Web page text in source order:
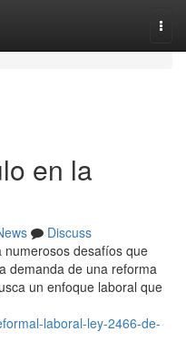
en la
Discuss
numerosos desafíos que
demanda de una reforma
un enfoque laboral que
laboral-ley-2466-de-